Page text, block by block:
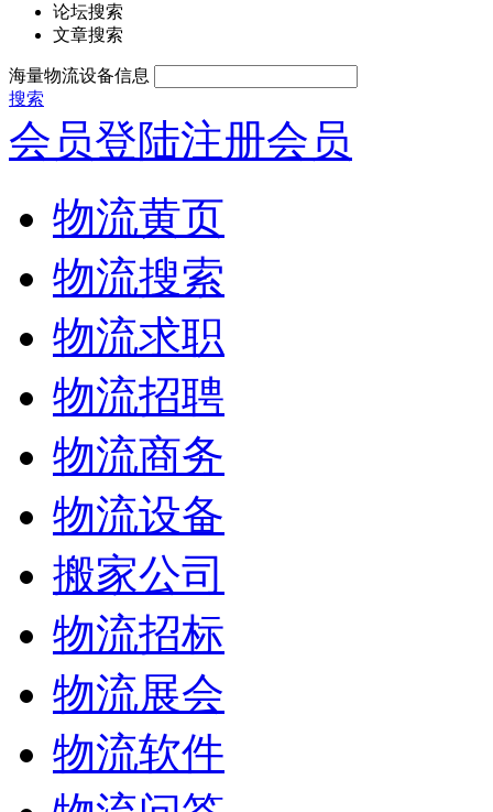
论坛搜索
文章搜索
海量物流设备信息
搜索
会员登陆注册会员
物流黄页
物流搜索
物流求职
物流招聘
物流商务
物流设备
搬家公司
物流招标
物流展会
物流软件